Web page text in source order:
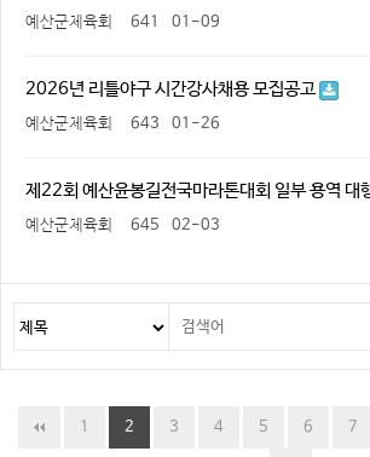
예산군체육회 641 01-09
2026년 리틀야구 시간강사채용 모집공고
예산군체육회 643 01-26
제22회 예산윤봉길전국마라톤대회 일부 용역 대
예산군체육회 645 02-03
1 2 3 4 5 6 7